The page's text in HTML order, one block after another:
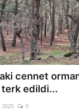
cennet
edildi...
2025 0